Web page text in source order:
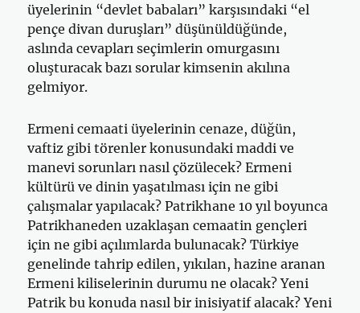
üyelerinin “devlet babaları” karşısındaki “el
pençe divan duruşları” düşünüldüğünde,
aslında cevapları seçimlerin omurgasını
oluşturacak bazı sorular kimsenin akılına
gelmiyor.
Ermeni cemaati üyelerinin cenaze, düğün,
vaftiz gibi törenler konusundaki maddi ve
manevi sorunları nasıl çözülecek? Ermeni
kültürü ve dinin yaşatılması için ne gibi
çalışmalar yapılacak? Patrikhane 10 yıl boyunca
Patrikhaneden uzaklaşan cemaatin gençleri
için ne gibi açılımlarda bulunacak? Türkiye
genelinde tahrip edilen, yıkılan, hazine aranan
Ermeni kiliselerinin durumu ne olacak? Yeni
Patrik bu konuda nasıl bir inisiyatif alacak? Yeni